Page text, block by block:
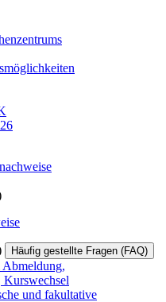
Häufig gestellte Fragen (FAQ)
Kurswechsel
und fakultative